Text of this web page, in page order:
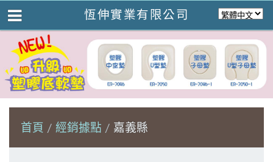
恆伸實業有限公司
首頁 經銷據點 嘉義縣